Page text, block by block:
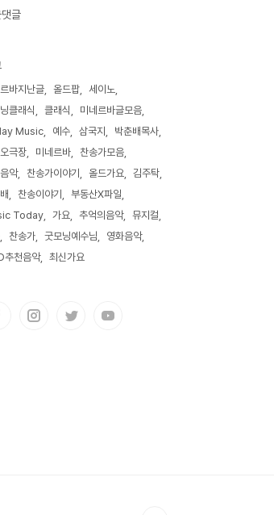
글
바지난글 올드팝
세이노
클래식
클래식
미네르바글모음
Music
예수 삼국지
박춘배목사
극장
미네르바
찬송가모음
악
찬송가이야기 올드가요
김주탁
찬송이야기
부동산X파일
Today
가요 추억의음악
뮤지컬
찬송가 굿모닝예수님
영화음악
추천음악
최신가요